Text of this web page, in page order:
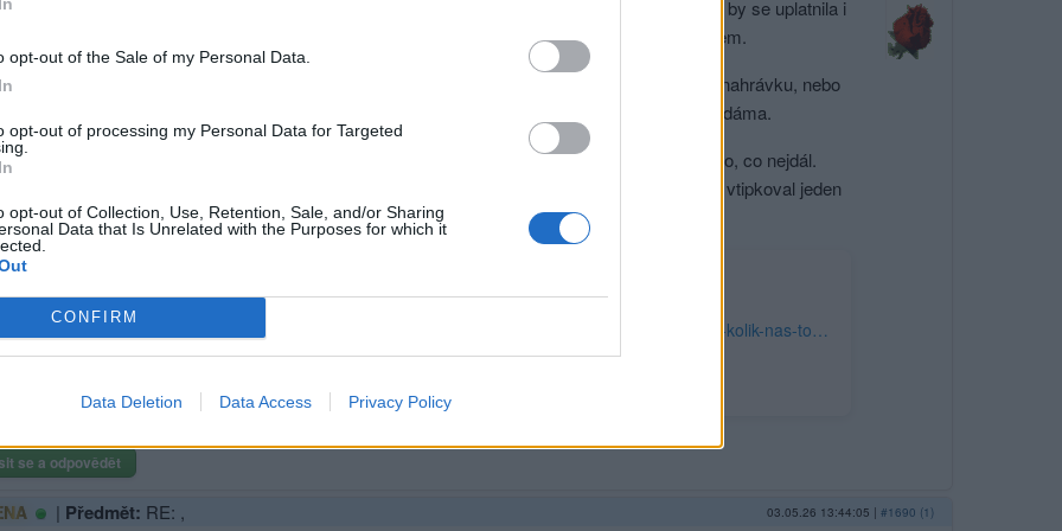
opt-out of the Sale of my Personal Data.
opt-out of processing my Personal Data for Targeted
opt-out of Collection, Use, Retention, Sale, and/or Sharing
Data that Is Unrelated with the Purposes for which it
CONFIRM
Data Deletion Data Access Privacy Policy
financí Alena Schillerová (62) se minula povoláním! Kdyby se nestarala o státní kasu, jistě by se uplatnila i
která znamenají svět. Videa, kterými se prezentuje na sociálních sítích, jsou toho důkazem.
tenhle bizár stojí a bude stát?“ divila se jedna z diskutujících. Jestli narážela pouze na tuto nahrávku, nebo
mysli i kroky, které vláda chystá, je otázkou. „Neskutečně trapné video,“ neodpustila si další dáma.
s pálením čarodějnic jí ti otrlejší doporučili, aby nasedla na koště a odletěla, pokud možno, co nejdál.
by spíš než dětem sociální sítě zakázali politikům. „Uplatnila by se v novém Harry Potterovi,“ vtipkoval jeden
video zhlédli.
https://www.super.cz/clanek/politika-alena-schillerova-jako-carodejnice-vyrazila-dech-neskutecny-bizar-kolik-nas-tohle-bude-stat-ptaji-se-fanousci-1524296#dop_ab_variant=0&dop_source_zone_name=super.sznhp.box&source=hp&seq_no=5&utm_campaign=&utm_medium=z-boxiku&utm_source=www.seznam.cz
se a odpovědět
| Předmět: RE: , 03.05.26 13:44:05 | #1690 (1)